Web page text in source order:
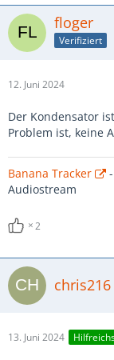
floger
Verifiziert
12. Juni 2024
Der Kondensator
Problem ist, keine
Banana Tracker
Audiostream
2
chris216
13. Juni 2024